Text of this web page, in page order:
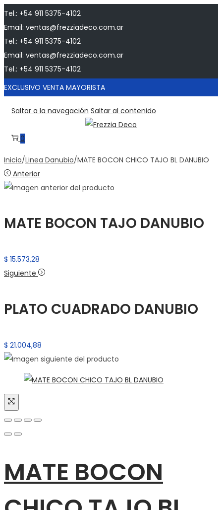
Tel.: +54 911 5375-4102
Email: ventas@frezziadeco.com.ar
Tel.: +54 911 5375-4102
Email: ventas@frezziadeco.com.ar
Tel.: +54 911 5375-4102
EXCLUSIVO VENTA MAYORISTA
Saltar a la navegación Saltar al contenido
0
Inicio/Linea Danubio/MATE BOCON CHICO TAJO BL DANUBIO
Anterior
MATE BOCON TAJO DANUBIO
$ 15.573,28
Siguiente
PLATO CUADRADO DANUBIO
$ 21.004,88
MATE BOCON